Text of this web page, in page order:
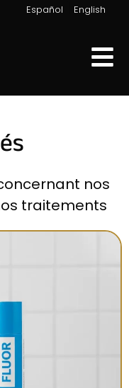
Español English
nos
traitements